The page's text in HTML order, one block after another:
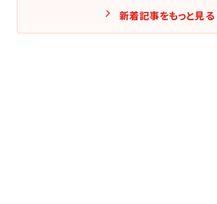
新着記事をもっと見る